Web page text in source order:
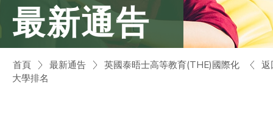
最新通告
首頁 最新通告
英國泰晤士高等教育(THE)國際化
大學排名
返